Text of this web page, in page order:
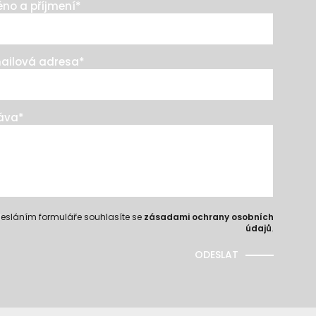
a příjmení*
adresa*
*
formuláře souhlasíte se zásadami ochrany osobních
údajů.
ODESLAT